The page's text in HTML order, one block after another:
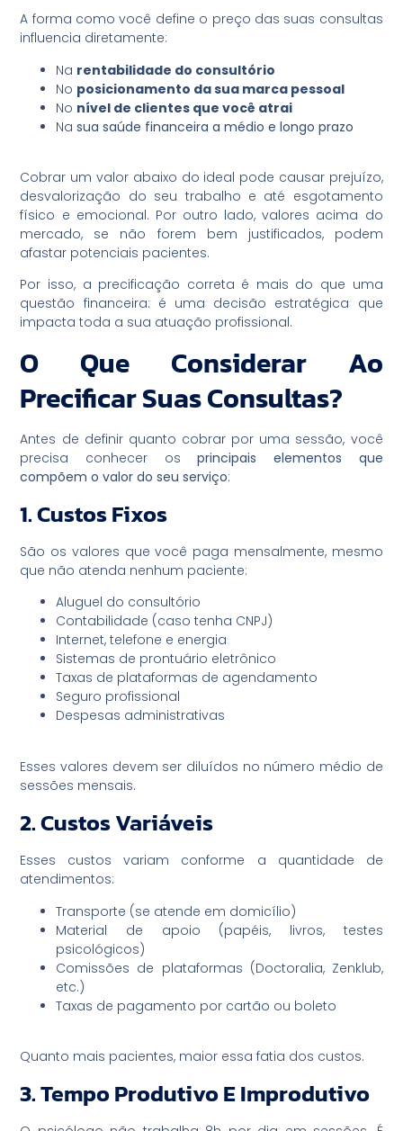
A forma como você define o preço das suas consultas
influencia diretamente:
Na rentabilidade do consultório
No posicionamento da sua marca pessoal
No nível de clientes que você atrai
Nasua saúde financeira a médio e longo prazo
Cobrar um valor abaixo do ideal pode causar prejuízo,
desvalorização do seu trabalho e até esgotamento
físico e emocional. Por outro lado, valores acima do
mercado, se não forem bem justificados, podem
afastar potenciais pacientes.
Por isso, a precificação correta é mais do que uma
questão financeira: é uma decisão estratégica que
impacta toda a sua atuação profissional.
O Que Considerar Ao
Precificar Suas Consultas?
Antes de definir quanto cobrar por uma sessão, você
precisa conhecer osprincipais elementos que
compõem o valor do seu serviço:
1. Custos Fixos
São os valores que você paga mensalmente, mesmo
que não atenda nenhum paciente:
Aluguel do consultório
Contabilidade (caso tenha CNPJ)
Internet, telefone e energia
Sistemas de prontuário eletrônico
Taxas de plataformas de agendamento
Seguro profissional
Despesas administrativas
Esses valores devem ser diluídos no número médio de
sessões mensais.
2. Custos Variáveis
Esses custos variam conforme a quantidade de
atendimentos:
Transporte (se atende em domicílio)
Material de apoio (papéis, livros, testes
psicológicos)
Comissões de plataformas (Doctoralia, Zenklub,
etc.)
Taxas de pagamento por cartão ou boleto
Quanto mais pacientes, maior essa fatia dos custos.
3. Tempo Produtivo E Improdutivo